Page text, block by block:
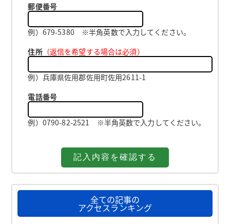
郵便番号
例）679-5380 ※半角英数で入力してください。
住所（返信を希望する場合は必須）
例）兵庫県佐用郡佐用町佐用2611-1
電話番号
例）0790-82-2521 ※半角英数で入力してください。
全ての記事の
アクセスランキング